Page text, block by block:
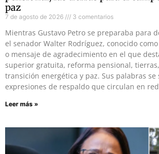
paz
7 de agosto de 2026 3 comentarios
Mientras Gustavo Petro se preparaba para
el senador Walter Rodríguez, conocido
o mensaje de agradecimiento en el que
superior gratuita, reforma pensional,
transición energética y paz. Sus palabras se
expresiones de respaldo que circulan en
Leer más »